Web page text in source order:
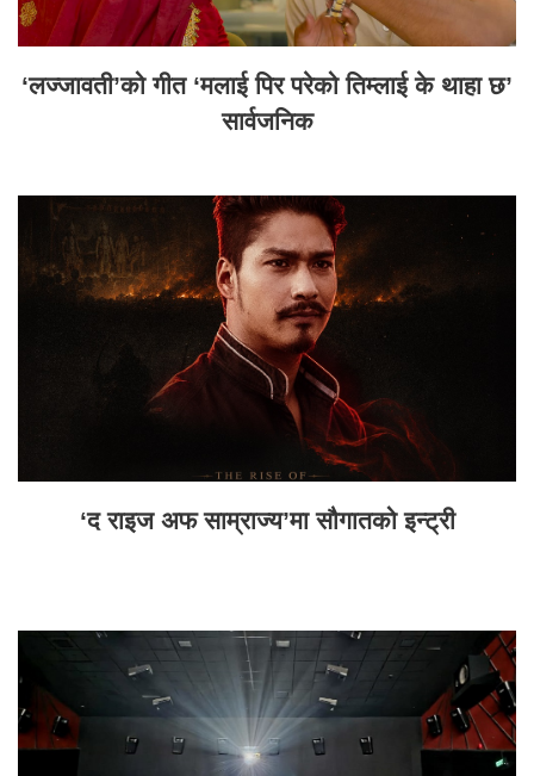
‘लज्जावती’को गीत ‘मलाई पिर परेको तिम्लाई के थाहा छ’
सार्वजनिक
‘द राइज अफ साम्राज्य’मा सौगातको इन्ट्री